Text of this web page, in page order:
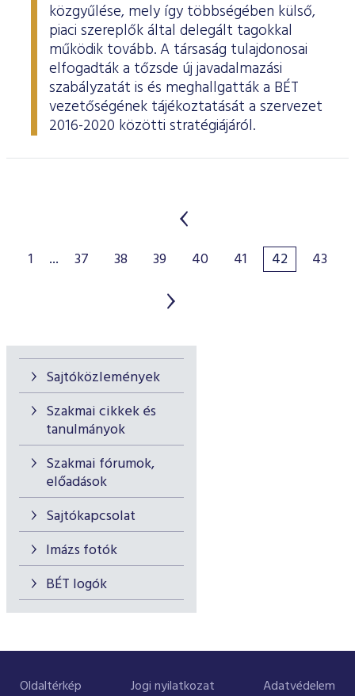
Sajtóközlemények
Szakmai cikkek és
tanulmányok
Szakmai fórumok,
előadások
Sajtókapcsolat
Imázs fotók
BÉT logók
közgyűlése, mely így többségében külső,
piaci szereplők által delegált tagokkal
működik tovább. A társaság tulajdonosai
elfogadták a tőzsde új javadalmazási
szabályzatát is és meghallgatták a BÉT
vezetőségének tájékoztatását a szervezet
2016-2020 közötti stratégiájáról.
1 ... 37 38 39 40 41 42 43
Oldaltérkép Jogi nyilatkozat Adatvédelem